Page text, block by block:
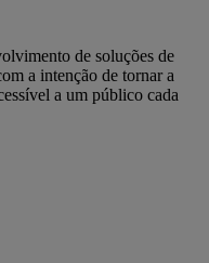
de soluções de
a intenção de tornar a
a um público cada